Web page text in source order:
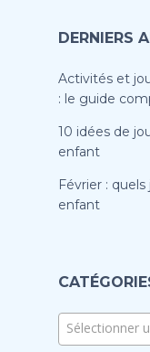
DERNIERS
Activités et
: le guide
10 idées de
enfant
Février :
enfant
Sélectionner